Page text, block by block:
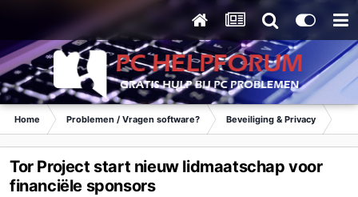
Home Problemen / Vragen software? Beveiliging & Privacy
Tor Project start nieuw lidmaatschap voor
financiële sponsors